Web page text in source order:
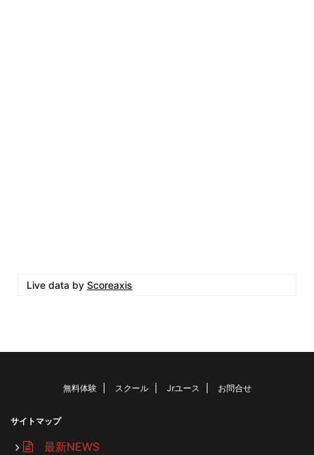
Live data by Scoreaxis
無料体験 スクール Jrユース お問合せ
サイトマップ
最新NEWS